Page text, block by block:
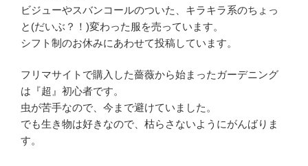
ビジューやスバンコールのついた、キラキラ系のちょっ
と(だいぶ？！)変わった服を売っています。
シフト制のお休みにあわせて投稿しています。
フリマサイトで購入した薔薇から始まったガーデニング
は『超』初心者です。
虫が苦手なので、今まで避けていました。
でも生き物は好きなので、枯らさないようにがんばりま
す。